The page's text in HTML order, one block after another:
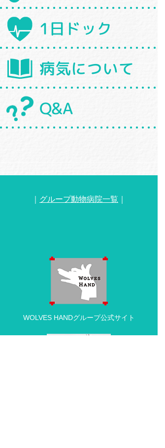
1日ドック
病気について
Q&A
グループ動物病院一覧
WOLVES HANDグループ公式サイト